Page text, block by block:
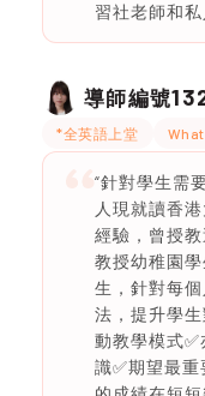
習社老師和
導師編號
*全英語上堂
“針對學生需
人現就讀香
經驗，曾授
教授幼稚園
生，針對每
法，提升學
動教學模式
識✅期望最